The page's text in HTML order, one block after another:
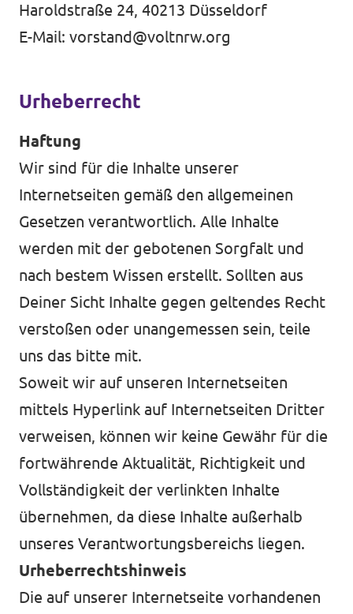
Events von Volt Aachen
Datenschutz
Impressum
Haroldstraße 24, 40213 Düsseldorf
E-Mail: vorstand@voltnrw.org
Urheberrecht
Haftung
Wir sind für die Inhalte unserer
Internetseiten gemäß den allgemeinen
Gesetzen verantwortlich. Alle Inhalte
werden mit der gebotenen Sorgfalt und
nach bestem Wissen erstellt. Sollten aus
Deiner Sicht Inhalte gegen geltendes Recht
verstoßen oder unangemessen sein, teile
uns das bitte mit.
Soweit wir auf unseren Internetseiten
mittels Hyperlink auf Internetseiten Dritter
verweisen, können wir keine Gewähr für die
fortwährende Aktualität, Richtigkeit und
Vollständigkeit der verlinkten Inhalte
übernehmen, da diese Inhalte außerhalb
unseres Verantwortungsbereichs liegen.
Urheberrechtshinweis
Die auf unserer Internetseite vorhandenen